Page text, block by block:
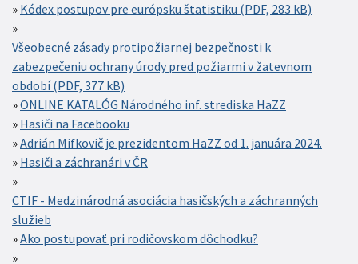
Kódex postupov pre európsku štatistiku (PDF, 283 kB)
Všeobecné zásady protipožiarnej bezpečnosti k
zabezpečeniu ochrany úrody pred požiarmi v žatevnom
období (PDF, 377 kB)
ONLINE KATALÓG Národného inf. strediska HaZZ
Hasiči na Facebooku
Adrián Mifkovič je prezidentom HaZZ od 1. januára 2024.
Hasiči a záchranári v ČR
CTIF - Medzinárodná asociácia hasičských a záchranných
služieb
Ako postupovať pri rodičovskom dôchodku?